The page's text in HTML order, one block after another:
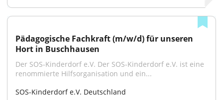
Pädagogische Fachkraft (m/w/d) für unseren
Hort in Buschhausen
Der SOS-Kinderdorf e.V. Der SOS-Kinderdorf e.V. ist eine
renommierte Hilfsorganisation und ein...
SOS-Kinderdorf e.V. Deutschland